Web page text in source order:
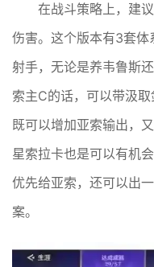
在战斗策略上，建
伤害。这个版本有3套
射手，无论是养韦鲁斯
索主C的话，可以带汲取
既可以增加亚索输出，
星索拉卡也是可以有机
优先给亚索，还可以出
案。